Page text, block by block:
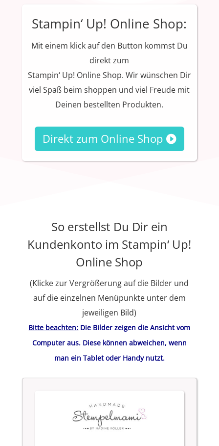
Stampin‘ Up! Online Shop:
Mit einem klick auf den Button kommst Du
direkt zum
Stampin‘ Up! Online Shop. Wir wünschen Dir
viel Spaß beim shoppen und viel Freude mit
Deinen bestellten Produkten.
Direkt zum Online Shop
So erstellst Du Dir ein
Kundenkonto im Stampin‘ Up!
Online Shop
(Klicke zur Vergrößerung auf die Bilder und
auf die einzelnen Menüpunkte unter dem
jeweiligen Bild)
Bitte beachten: Die Bilder zeigen die Ansicht vom
Computer aus. Diese können abweichen, wenn
man ein Tablet oder Handy nutzt.